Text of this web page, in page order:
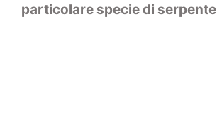
particolare specie di serpente